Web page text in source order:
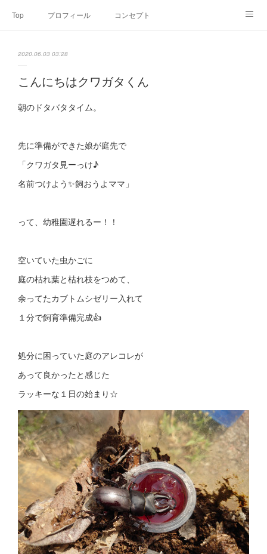
Top プロフィール コンセプト
SNS
2020.06.03 03:28
こんにちはクワガタくん
朝のドタバタタイム。
先に準備ができた娘が庭先で
「クワガタ見ーっけ♪
名前つけよう✨飼おうよママ」
って、幼稚園遅れるー！！
空いていた虫かごに
庭の枯れ葉と枯れ枝をつめて、
余ってたカブトムシゼリー入れて
１分で飼育準備完成👍
処分に困っていた庭のアレコレが
あって良かったと感じた
ラッキーな１日の始まり☆